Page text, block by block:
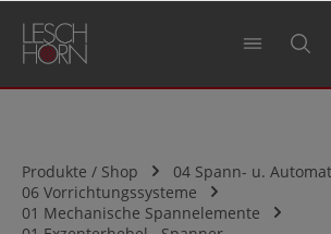
springen
Produkte / Shop
04 Spann- u.
06 Vorrichtungssysteme
01 Mechanische Spannelemente